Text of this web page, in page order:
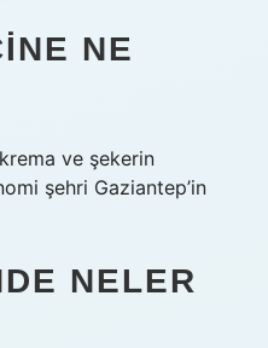
NE
ve şekerin
şehri Gaziantep’in
NELER